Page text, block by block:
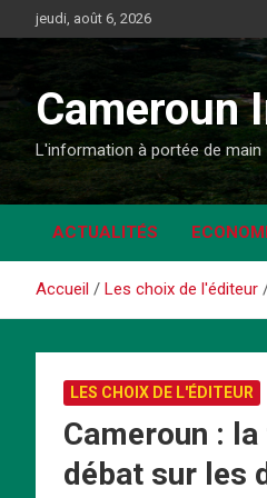
au
jeudi, août 6, 2026
Cameroun
L'information à portée de main
ACTUALITÉS
Accueil Les choix de l'éditeur
LES CHOIX DE L'ÉDITEUR
Cameroun :
débat sur les